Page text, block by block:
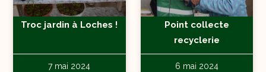
Troc jardin à Loches !
7 mai 2024
Point collecte
recyclerie
6 mai 2024